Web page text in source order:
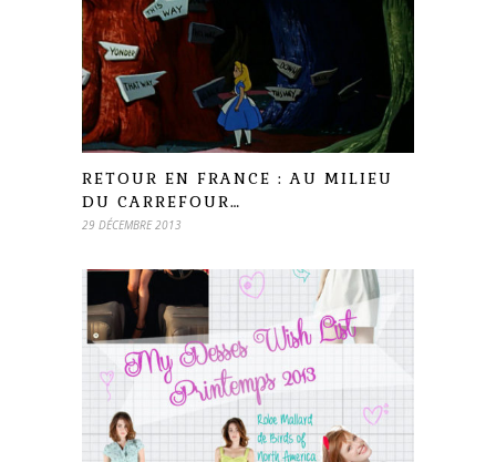
RETOUR EN FRANCE : AU MILIEU
DU CARREFOUR…
29 DÉCEMBRE 2013